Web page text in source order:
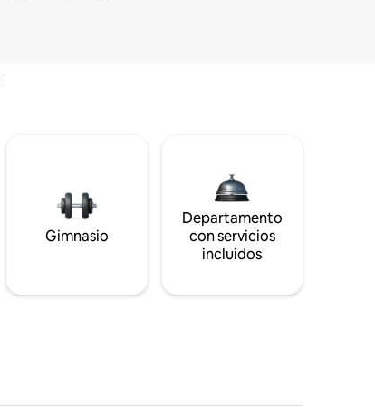
Gimnasio
Departamento
con servicios
incluidos